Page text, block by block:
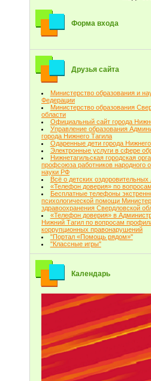
Форма входа
Друзья сайта
Министерство образования и
Федерации
Министерство образования
области
Официальный сайт города
Управление образования
города Нижнего Тагила
Одаренные дети города
Электронные услуги в сфере
Нижнетагильская городская
профсоюза работников народного
науки РФ
Всё о детских оздоровительных
«Телефон доверия» по
Бесплатные телефоны
психологической помощи
здравоохранения Свердловской
«Телефон доверия» в
Нижний Тагил по вопросам
коррупционных правонарушений
"Портал «Помощь рядом»"
"Классные игры"
Календарь